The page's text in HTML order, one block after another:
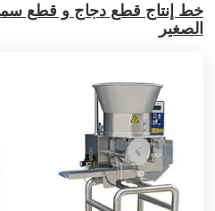
خط إنتاج قطع دجاج و قطع سمك
الصغير